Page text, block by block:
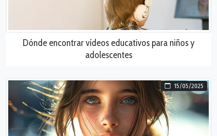
Dónde encontrar vídeos educativos para niños y
adolescentes
15/05/2025